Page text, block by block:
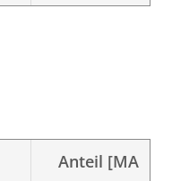
Anteil [MA